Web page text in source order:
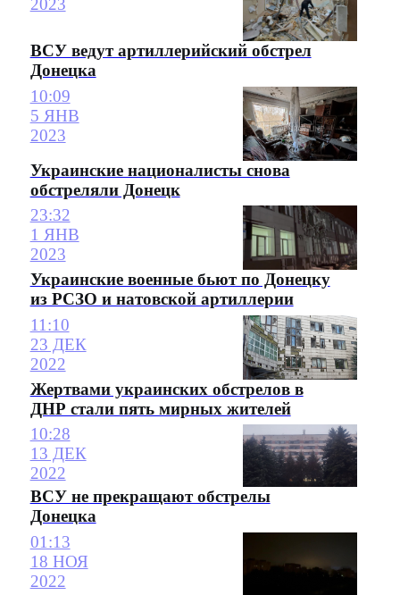
2023
ВСУ ведут артиллерийский обстрел
Донецка
10:09
5 ЯНВ
2023
Украинские националисты снова
обстреляли Донецк
23:32
1 ЯНВ
2023
Украинские военные бьют по Донецку
из РСЗО и натовской артиллерии
11:10
23 ДЕК
2022
Жертвами украинских обстрелов в
ДНР стали пять мирных жителей
10:28
13 ДЕК
2022
ВСУ не прекращают обстрелы
Донецка
01:13
18 НОЯ
2022